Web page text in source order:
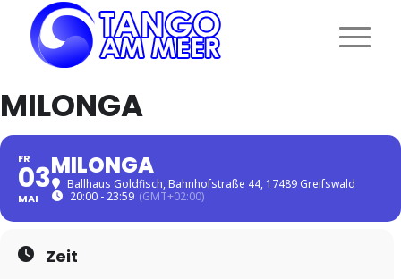
MILONGA
FR
03
MAI
MILONGA
Ballhaus Goldfisch, Bahnhofstraße 44, 17489 Greifswald
20:00 - 23:59 (GMT+02:00)
Zeit